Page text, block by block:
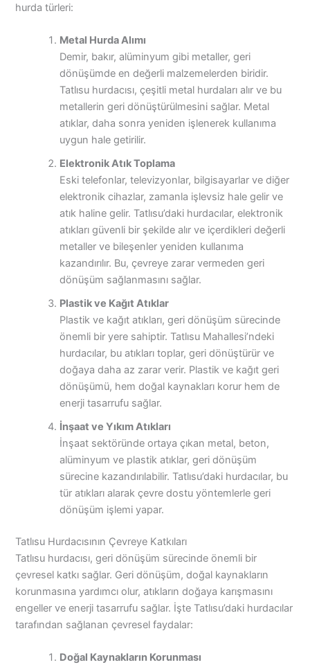
hurda türleri:
Metal Hurda Alımı
Demir, bakır, alüminyum gibi metaller, geri
dönüşümde en değerli malzemelerden biridir.
Tatlısu hurdacısı, çeşitli metal hurdaları alır ve bu
metallerin geri dönüştürülmesini sağlar. Metal
atıklar, daha sonra yeniden işlenerek kullanıma
uygun hale getirilir.
Elektronik Atık Toplama
Eski telefonlar, televizyonlar, bilgisayarlar ve diğer
elektronik cihazlar, zamanla işlevsiz hale gelir ve
atık haline gelir. Tatlısu’daki hurdacılar, elektronik
atıkları güvenli bir şekilde alır ve içerdikleri değerli
metaller ve bileşenler yeniden kullanıma
kazandırılır. Bu, çevreye zarar vermeden geri
dönüşüm sağlanmasını sağlar.
Plastik ve Kağıt Atıklar
Plastik ve kağıt atıkları, geri dönüşüm sürecinde
önemli bir yere sahiptir. Tatlısu Mahallesi’ndeki
hurdacılar, bu atıkları toplar, geri dönüştürür ve
doğaya daha az zarar verir. Plastik ve kağıt geri
dönüşümü, hem doğal kaynakları korur hem de
enerji tasarrufu sağlar.
İnşaat ve Yıkım Atıkları
İnşaat sektöründe ortaya çıkan metal, beton,
alüminyum ve plastik atıklar, geri dönüşüm
sürecine kazandırılabilir. Tatlısu’daki hurdacılar, bu
tür atıkları alarak çevre dostu yöntemlerle geri
dönüşüm işlemi yapar.
Tatlısu Hurdacısının Çevreye Katkıları
Tatlısu hurdacısı, geri dönüşüm sürecinde önemli bir
çevresel katkı sağlar. Geri dönüşüm, doğal kaynakların
korunmasına yardımcı olur, atıkların doğaya karışmasını
engeller ve enerji tasarrufu sağlar. İşte Tatlısu’daki hurdacılar
tarafından sağlanan çevresel faydalar:
Doğal Kaynakların Korunması